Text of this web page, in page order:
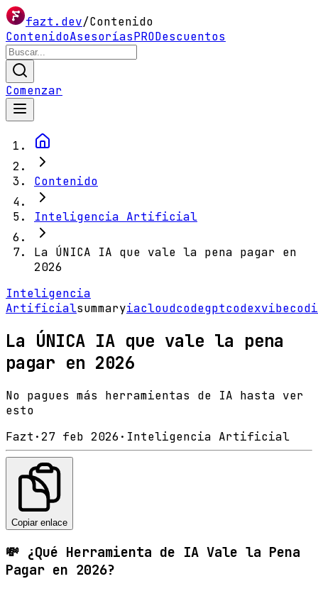
fazt.dev/Contenido
ContenidoAsesoríasPRODescuentos
Comenzar
Contenido
Inteligencia Artificial
La ÚNICA IA que vale la pena pagar en
2026
Inteligencia
Artificialsummaryiacloudcodegptcodex
La ÚNICA IA que vale la pena
pagar en 2026
No pagues más herramientas de IA hasta ver
esto
Fazt ·27 feb 2026· Inteligencia Artificial
Copiar enlace
💸 ¿Qué Herramienta de IA Vale la Pena
Pagar en 2026?